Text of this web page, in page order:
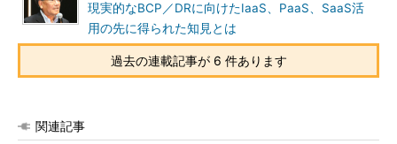
現実的なBCP／DRに向けたIaaS、PaaS、SaaS活
用の先に得られた知見とは
過去の連載記事が 6 件あります
関連記事